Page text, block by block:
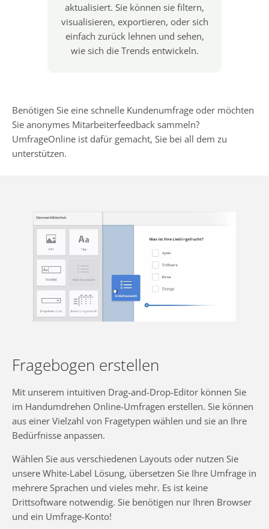
aktualisiert. Sie können sie filtern,
visualisieren, exportieren, oder sich
einfach zurück lehnen und sehen,
wie sich die Trends entwickeln.
Benötigen Sie eine schnelle Kundenumfrage oder möchten
Sie anonymes Mitarbeiterfeedback sammeln?
UmfrageOnline ist dafür gemacht, Sie bei all dem zu
unterstützen.
Fragebogen erstellen
Mit unserem intuitiven Drag-and-Drop-Editor können Sie
im Handumdrehen Online-Umfragen erstellen. Sie können
aus einer Vielzahl von Fragetypen wählen und sie an Ihre
Bedürfnisse anpassen.
Wählen Sie aus verschiedenen Layouts oder nutzen Sie
unsere White-Label Lösung, übersetzen Sie Ihre Umfrage in
mehrere Sprachen und vieles mehr. Es ist keine
Drittsoftware notwendig. Sie benötigen nur Ihren Browser
und ein Umfrage-Konto!